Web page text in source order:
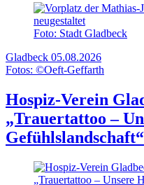
Foto: Stadt Gladbeck
Gladbeck 05.08.2026
Fotos: ©Oeft-Geffarth
Hospiz-Verein
„Trauertattoo –
Gefühlslandschaft“